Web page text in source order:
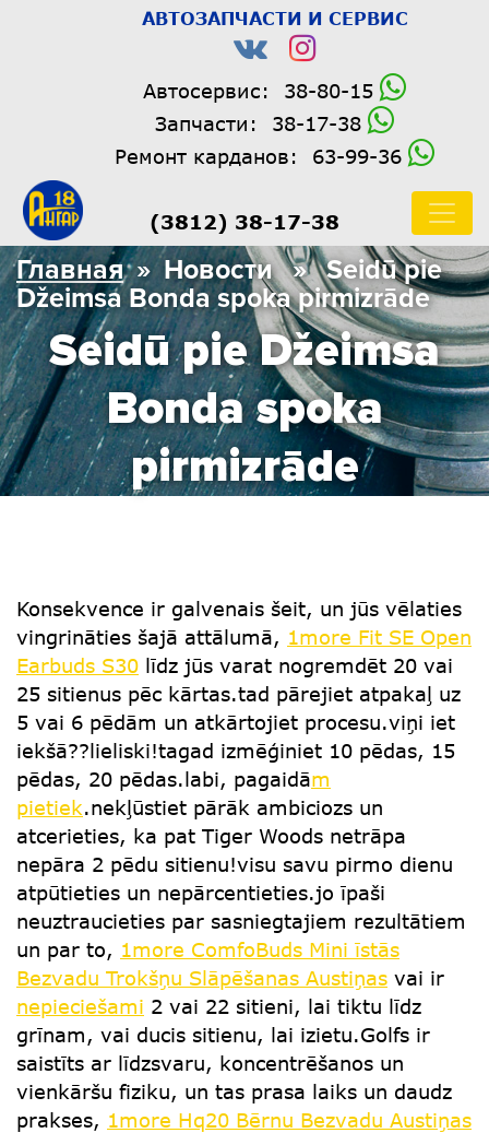
АВТОЗАПЧАСТИ И СЕРВИС
Автосервис:
38-80-15
Запчасти:
38-17-38
Ремонт карданов:
63-99-36
(3812) 38-17-38
Seidū pie Džeimsa
Bonda spoka
pirmizrāde
Главная» Новости » Seidū pie
Džeimsa Bonda spoka pirmizrāde
Konsekvence ir galvenais šeit, un jūs vēlaties
vingrināties šajā attālumā, 1more Fit SE Open
Earbuds S30 līdz jūs varat nogremdēt 20 vai
25 sitienus pēc kārtas.tad pārejiet atpakaļ uz
5 vai 6 pēdām un atkārtojiet procesu.viņi iet
iekšā??lieliski!tagad izmēģiniet 10 pēdas, 15
pēdas, 20 pēdas.labi, pagaidām
pietiek.nekļūstiet pārāk ambiciozs un
atcerieties, ka pat Tiger Woods netrāpa
nepāra 2 pēdu sitienu!visu savu pirmo dienu
atpūtieties un nepārcentieties.jo īpaši
neuztraucieties par sasniegtajiem rezultātiem
un par to, 1more ComfoBuds Mini īstās
Bezvadu Trokšņu Slāpēšanas Austiņas vai ir
nepieciešami 2 vai 22 sitieni, lai tiktu līdz
grīnam, vai ducis sitienu, lai izietu.Golfs ir
saistīts ar līdzsvaru, koncentrēšanos un
vienkāršu fiziku, un tas prasa laiks un daudz
prakses, 1more Hq20 Bērnu Bezvadu Austiņas